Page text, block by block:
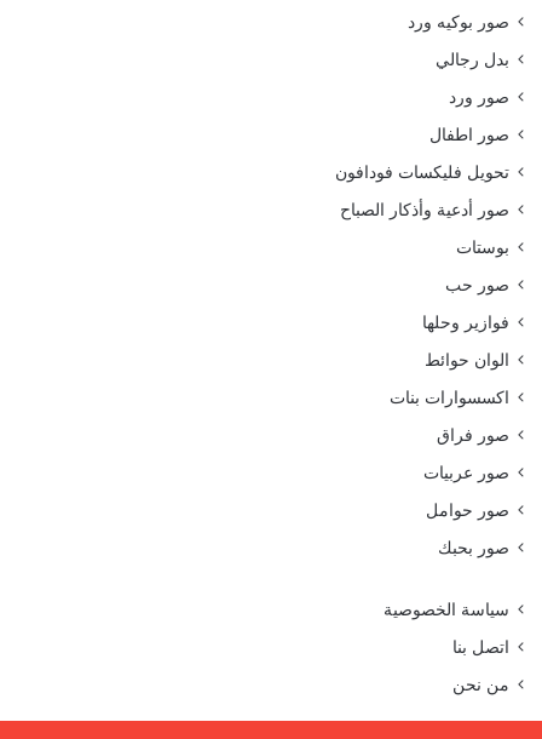
صور بوكيه ورد
بدل رجالي
صور ورد
صور اطفال
تحويل فليكسات فودافون
صور أدعية وأذكار الصباح
بوستات
صور حب
فوازير وحلها
الوان حوائط
اكسسوارات بنات
صور فراق
صور عربيات
صور حوامل
صور بحبك
سياسة الخصوصية
اتصل بنا
من نحن